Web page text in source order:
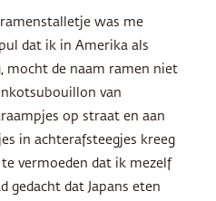
was me
dat ik in Amerika als
mocht de naam ramen niet
van
op straat en aan
in achterafsteegjes kreeg
vermoeden dat ik mezelf
gedacht dat Japans eten